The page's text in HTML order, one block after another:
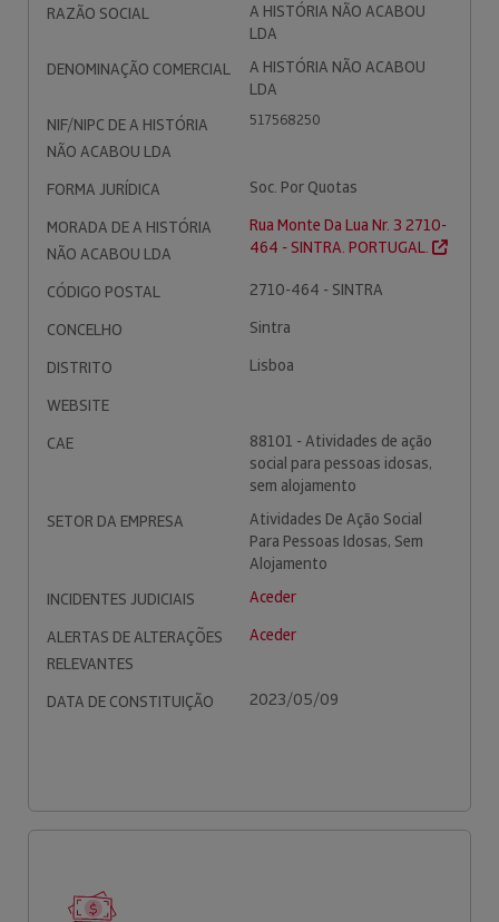
RAZÃO SOCIAL
A HISTÓRIA NÃO ACABOU
LDA
DENOMINAÇÃO COMERCIAL
A HISTÓRIA NÃO ACABOU
LDA
NIF/NIPC DE A HISTÓRIA
NÃO ACABOU LDA
517568250
FORMA JURÍDICA
Soc. Por Quotas
MORADA DE A HISTÓRIA
NÃO ACABOU LDA
Rua Monte Da Lua Nr. 3 2710-
464 - SINTRA. PORTUGAL.
CÓDIGO POSTAL
2710-464 - SINTRA
CONCELHO
Sintra
DISTRITO
Lisboa
WEBSITE
CAE
88101 - Atividades de ação
social para pessoas idosas,
sem alojamento
SETOR DA EMPRESA
Atividades De Ação Social
Para Pessoas Idosas, Sem
Alojamento
INCIDENTES JUDICIAIS
Aceder
ALERTAS DE ALTERAÇÕES
RELEVANTES
Aceder
DATA DE CONSTITUIÇÃO 2023/05/09